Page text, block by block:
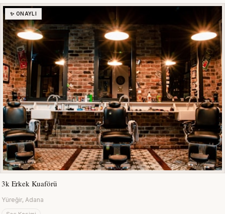
✨ ONAYLI
3k Erkek Kuaförü
Yüreğir, Adana